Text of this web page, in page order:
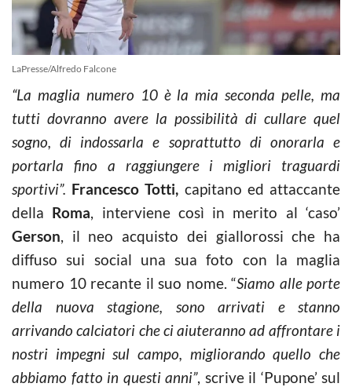
LaPresse/Alfredo Falcone
“La maglia numero 10 è la mia seconda pelle, ma
tutti dovranno avere la possibilità di cullare quel
sogno, di indossarla e soprattutto di onorarla e
portarla fino a raggiungere i migliori traguardi
sportivi”. Francesco Totti, capitano ed attaccante
della Roma, interviene così in merito al ‘caso’
Gerson, il neo acquisto dei giallorossi che ha
diffuso sui social una sua foto con la maglia
numero 10 recante il suo nome. “Siamo alle porte
della nuova stagione, sono arrivati e stanno
arrivando calciatori che ci aiuteranno ad affrontare i
nostri impegni sul campo, migliorando quello che
abbiamo fatto in questi anni”, scrive il ‘Pupone’ sul